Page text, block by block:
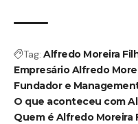
Tag: Alfredo Moreira
Empresário Alfredo
Fundador e
O que aconteceu com
Quem é Alfredo Moreira